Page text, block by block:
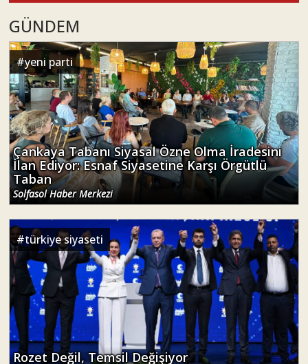
GÜNDEM
#yeni parti
Çankaya Tabanı Siyasal Özne Olma İradesini
İlan Ediyor: Esnaf Siyasetine Karşı Örgütlü
Taban
Solfasol Haber Merkezi
#türkiye siyaseti
Rozet Değil, Temsil Değişiyor